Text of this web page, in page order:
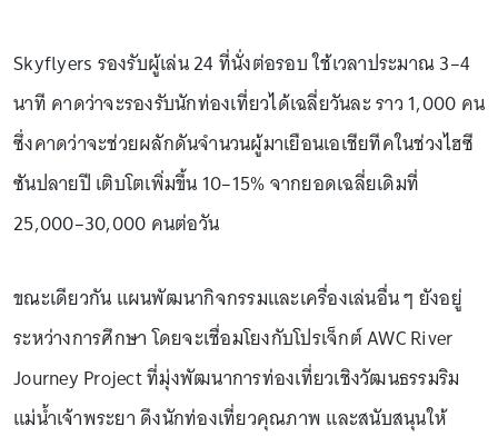
Skyflyers รองรับผู้เล่น 24 ที่นั่งต่อรอบ ใช้เวลาประมาณ 3–4
นาที คาดว่าจะรองรับนักท่องเที่ยวได้เฉลี่ยวันละ ราว 1,000 คน
ซึ่งคาดว่าจะช่วยผลักดันจำนวนผู้มาเยือนเอเชียทีคในช่วงไฮซี
ซันปลายปี เติบโตเพิ่มขึ้น 10–15% จากยอดเฉลี่ยเดิมที่
25,000–30,000 คนต่อวัน
ขณะเดียวกัน แผนพัฒนากิจกรรมและเครื่องเล่นอื่น ๆ ยังอยู่
ระหว่างการศึกษา โดยจะเชื่อมโยงกับโปรเจ็กต์ AWC River
Journey Project ที่มุ่งพัฒนาการท่องเที่ยวเชิงวัฒนธรรมริม
แม่น้ำเจ้าพระยา ดึงนักท่องเที่ยวคุณภาพ และสนับสนุนให้